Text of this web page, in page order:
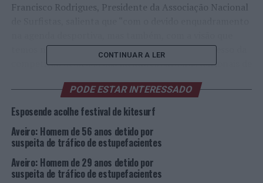
Francisco Rodrigues, Presidente da Associação Nacional
temos no médio prazo para oJunior Tour, o regresso da
competição dedicada aos melhores surfistas nacionais de
2022. O nosso objetivo era serem 3 etapas, o qual não
atingimos, mas vamos agora focar nos trabalhos para o
ano seguinte de forma a concretizar os nossos planos. É
conhecido por todos que queremos fazer crescer esta
plataforma competitiva com o mesmo esforço e
empenho que foram aplicados nos últimos 10 anos de
desenvolvimento da Liga MEOSurf. Boa sorte a todos os
CONTINUAR A LER
PODE ESTAR INTERESSADO
Esposende acolhe festival de kitesurf
Aveiro: Homem de 56 anos detido por
suspeita de tráfico de estupefacientes
Aveiro: Homem de 29 anos detido por
suspeita de tráfico de estupefacientes